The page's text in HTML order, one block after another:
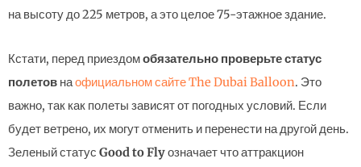
на высоту до 225 метров, а это целое 75-этажное здание.
Кстати, перед приездомобязательно проверьте статус
полетов наофициальном сайте The Dubai Balloon. Это
важно, так как полеты зависят от погодных условий. Если
будет ветрено, их могут отменить и перенести на другой день.
Зеленый статус Good to Flyозначает что аттракцион